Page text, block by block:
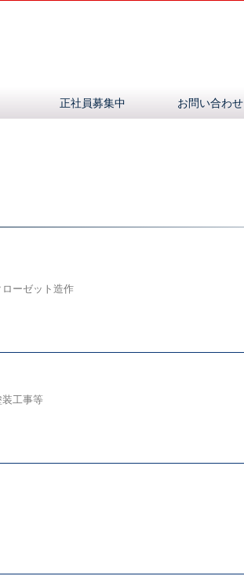
正社員募集中 お問い合わせ
ーゼット造作
工事等